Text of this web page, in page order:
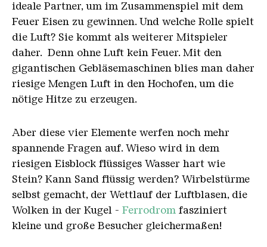
ideale Partner, um im Zusammenspiel mit dem
Feuer Eisen zu gewinnen. Und welche Rolle spielt
die Luft? Sie kommt als weiterer Mitspieler
daher. Denn ohne Luft kein Feuer. Mit den
gigantischen Gebläsemaschinen blies man daher
riesige Mengen Luft in den Hochofen, um die
nötige Hitze zu erzeugen.
Aber diese vier Elemente werfen noch mehr
spannende Fragen auf. Wieso wird in dem
riesigen Eisblock flüssiges Wasser hart wie
Stein? Kann Sand flüssig werden? Wirbelstürme
selbst gemacht, der Wettlauf der Luftblasen, die
Wolken in der Kugel - Ferrodrom fasziniert
kleine und große Besucher gleichermaßen!